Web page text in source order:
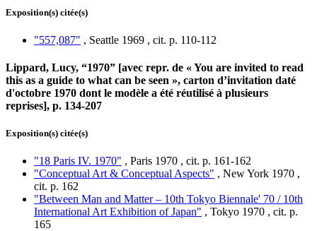
Exposition(s) citée(s)
"557,087" , Seattle 1969 , cit. p. 110-112
Lippard, Lucy, “1970” [avec repr. de « You are invited to read
this as a guide to what can be seen », carton d’invitation daté
d'octobre 1970 dont le modèle a été réutilisé à plusieurs
reprises], p. 134-207
Exposition(s) citée(s)
"18 Paris IV. 1970" , Paris 1970 , cit. p. 161-162
"Conceptual Art & Conceptual Aspects" , New York 1970 ,
cit. p. 162
"Between Man and Matter – 10th Tokyo Biennale' 70 / 10th
International Art Exhibition of Japan" , Tokyo 1970 , cit. p.
165